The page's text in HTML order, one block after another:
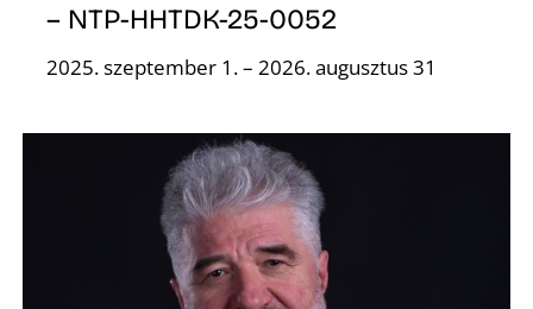
– NTP-HHTDK-25-0052
2025. szeptember 1. – 2026. augusztus 31